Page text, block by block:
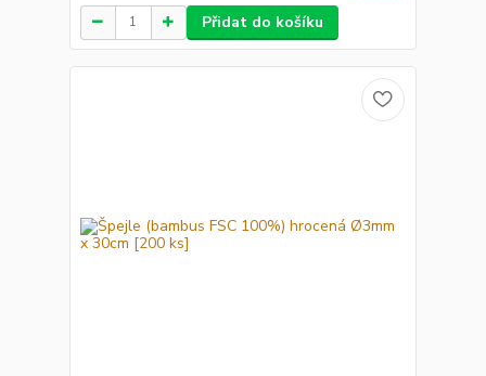
Přidat do košíku